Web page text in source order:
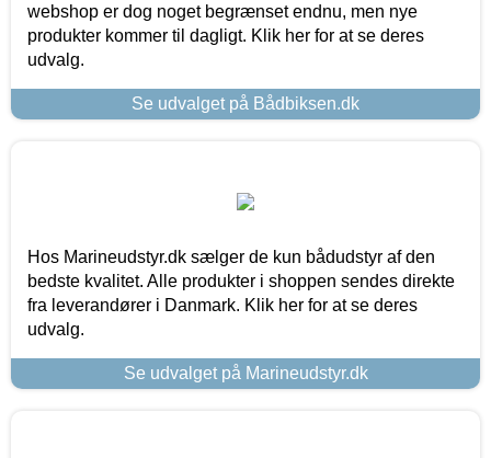
webshop er dog noget begrænset endnu, men nye
produkter kommer til dagligt. Klik her for at se deres
udvalg.
Se udvalget på Bådbiksen.dk
Hos Marineudstyr.dk sælger de kun bådudstyr af den
bedste kvalitet. Alle produkter i shoppen sendes direkte
fra leverandører i Danmark. Klik her for at se deres
udvalg.
Se udvalget på Marineudstyr.dk